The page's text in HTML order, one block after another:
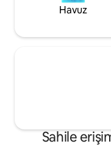
Havuz
Sahile